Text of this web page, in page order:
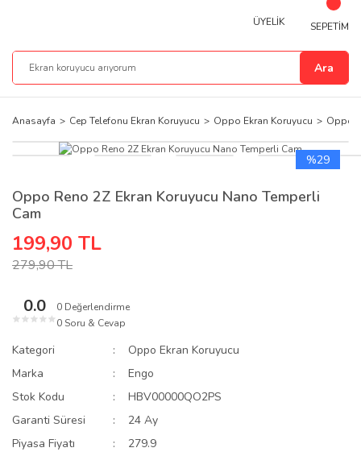
Ara
ÜYELİK SEPETİM
Anasayfa Cep Telefonu Ekran Koruyucu Oppo Ekran Koruyucu Oppo
%29
Oppo Reno 2Z Ekran Koruyucu Nano Temperli
Cam
199,90 TL
279,90 TL
0.0
★ ★ ★ ★ ★
0 Değerlendirme
0 Soru & Cevap
Kategori
Oppo Ekran Koruyucu
Marka
Engo
Stok Kodu
HBV00000QO2PS
Garanti Süresi
24 Ay
Piyasa Fiyatı
279.9